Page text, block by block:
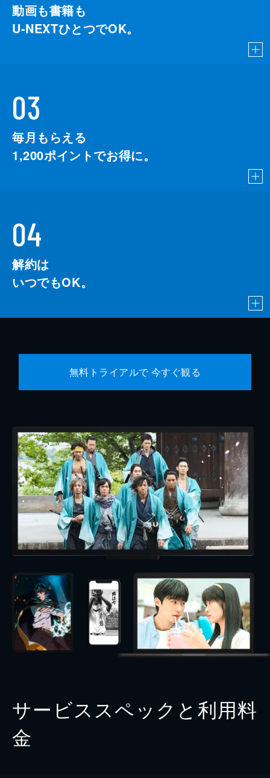
動画も書籍も
U-NEXTひとつでOK。
03
毎月もらえる
1,200ポイントでお得に。
04
解約は
いつでもOK。
無料トライアルで 今すぐ観る
サービススペックと利用料
金